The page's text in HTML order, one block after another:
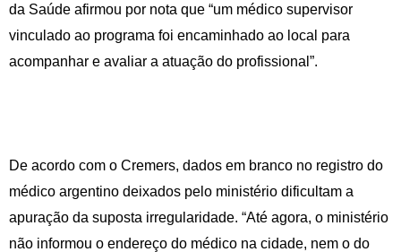
da Saúde afirmou por nota que “um médico supervisor
vinculado ao programa foi encaminhado ao local para
acompanhar e avaliar a atuação do profissional”.
De acordo com o Cremers, dados em branco no registro do
médico argentino deixados pelo ministério dificultam a
apuração da suposta irregularidade. “Até agora, o ministério
não informou o endereço do médico na cidade, nem o do